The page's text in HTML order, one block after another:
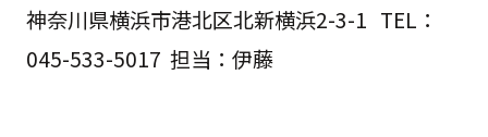
神奈川県横浜市港北区北新横浜2-3-1 TEL：
045-533-5017 担当：伊藤